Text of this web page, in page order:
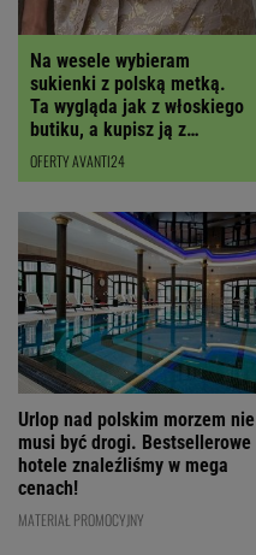
Na wesele wybieram
sukienki z polską metką.
Ta wygląda jak z włoskiego
butiku, a kupisz ją z
RABATEM
OFERTY AVANTI24
Urlop nad polskim morzem nie
musi być drogi. Bestsellerowe
hotele znaleźliśmy w mega
cenach!
MATERIAŁ PROMOCYJNY